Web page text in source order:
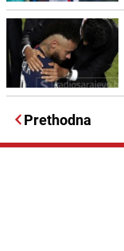
Prethodna